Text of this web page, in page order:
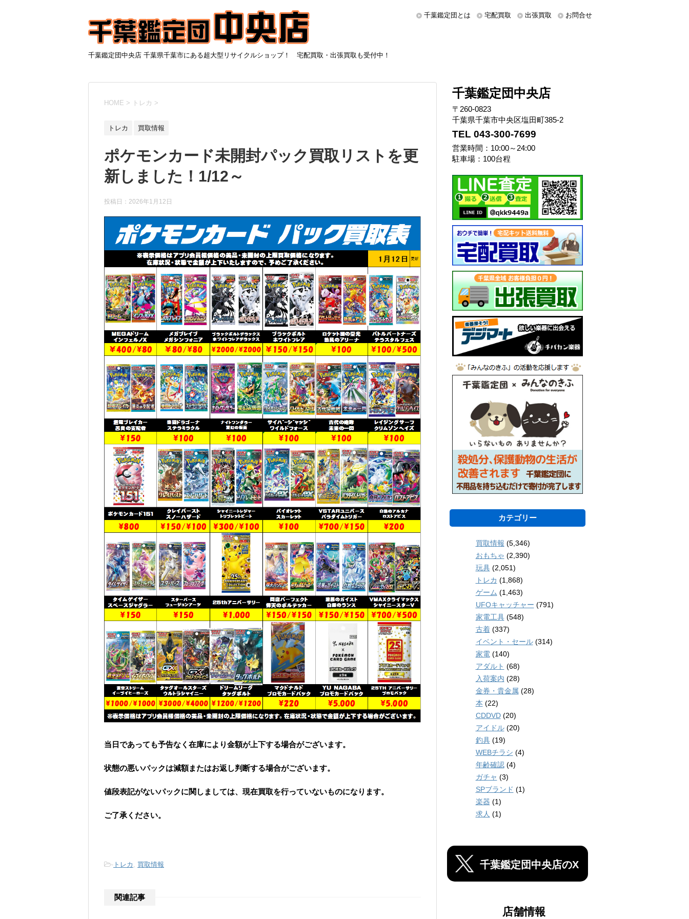
千葉鑑定団中央店 千葉県千葉市にある超大型リサイクルショップ！ 宅配買取・出張買取も受付中！
千葉鑑定団とは 宅配買取 出張買取 お問合せ
HOME > トレカ >
トレカ 買取情報
ポケモンカード未開封パック買取リストを更
新しました！1/12～
投稿日： 2026年1月12日
当日であっても予告なく在庫により金額が上下する場合がございます。
状態の悪いパックは減額またはお返し判断する場合がございます。
値段表記がないパックに関しましては、現在買取を行っていないものになります。
ご了承ください。
- トレカ , 買取情報
関連記事
千葉鑑定団中央店
〒260-0823
千葉県千葉市中央区塩田町385-2
TEL 043-300-7699
営業時間：10:00～24:00
駐車場：100台程
カテゴリー
買取情報 (5,346)
おもちゃ (2,390)
玩具(2,051)
トレカ (1,868)
ゲーム (1,463)
UFOキャッチャー (791)
家電工具(548)
古着(337)
イベント・セール(314)
家電(140)
アダルト (68)
入荷案内 (28)
金券・貴金属 (28)
本 (22)
CDDVD(20)
アイドル(20)
釣具(19)
WEBチラシ (4)
年齢確認(4)
ガチャ (3)
SPブランド (1)
楽器 (1)
求人 (1)
千葉鑑定団中央店のX
店舗情報